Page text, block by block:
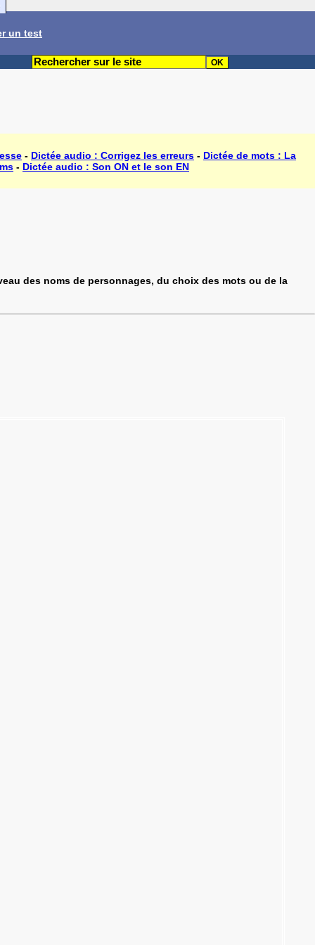
un test
- Dictée audio : Corrigez les erreurs - Dictée de mots : La
- Dictée audio : Son ON et le son EN
des noms de personnages, du choix des mots ou de la